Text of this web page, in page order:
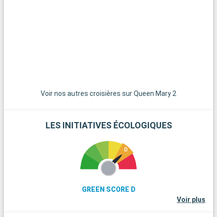
Voir nos autres croisières sur Queen Mary 2
LES INITIATIVES ÉCOLOGIQUES
GREEN SCORE D
Voir plus